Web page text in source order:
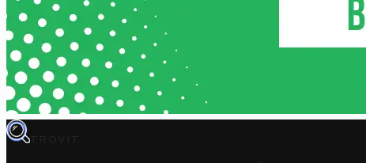
TROVIT